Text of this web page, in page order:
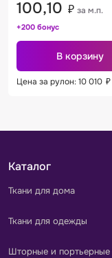
100,10 ₽ за м.п.
+200 бонус
В корзину
Цена за рулон: 10 010 ₽
Каталог
Ткани для дома
Ткани для одежды
Шторные и портьерные